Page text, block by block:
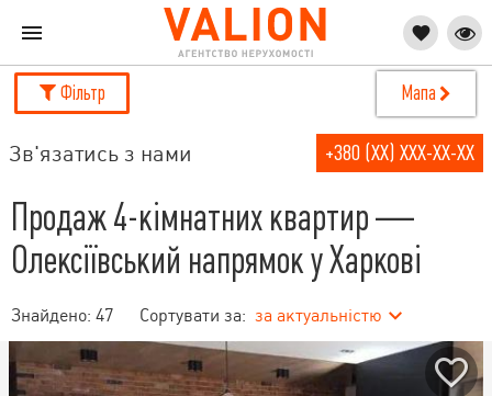
Фільтр Мапа
Зв'язатись з нами +380 (XX) XXX-XX-XX
Продаж 4-кімнатних квартир —
Олексіївський напрямок у Харкові
Знайдено: 47 Сортувати за: за актуальністю